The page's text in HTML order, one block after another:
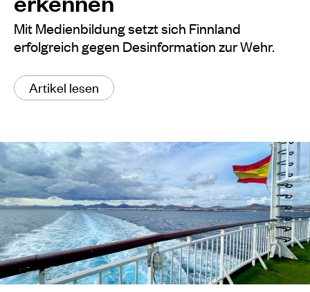
Mit Medienbildung setzt sich Finnland
erfolgreich gegen Desinformation zur Wehr.
Artikel lesen